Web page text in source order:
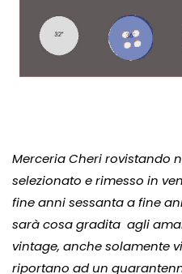
Merceria Cheri rovistando
selezionato e rimesso in
fine anni sessanta a fine
sarà cosa gradita agli
vintage, anche solamente
riportano ad un